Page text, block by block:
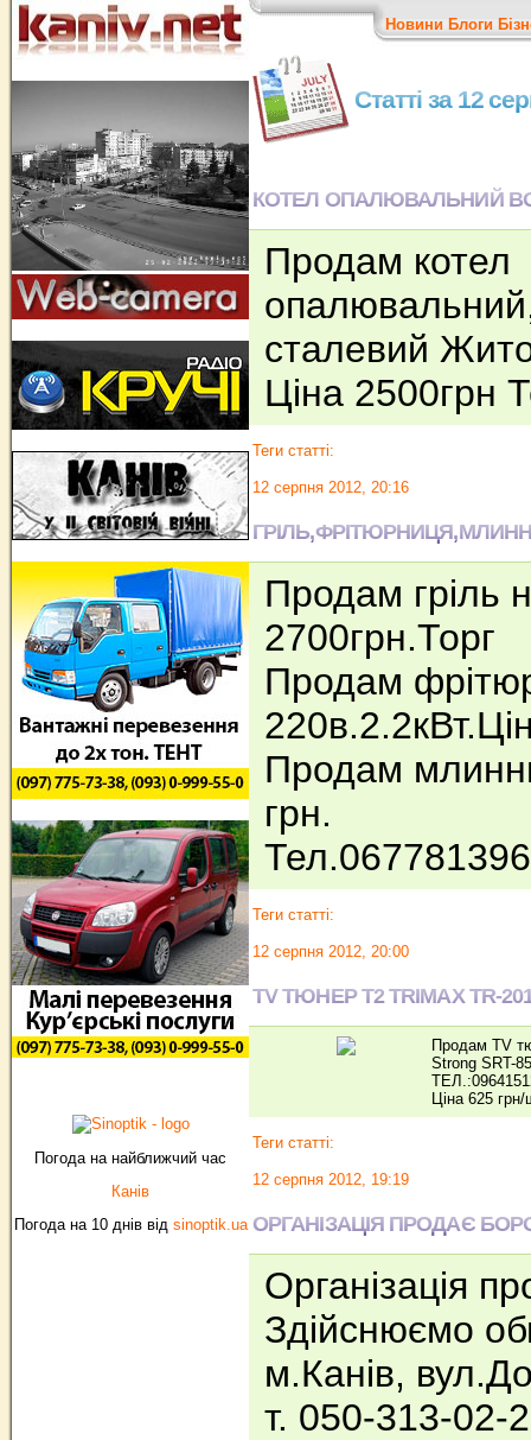
Погода на найближчий час
Канів
Погода на 10 днів від sinoptik.ua
Новини Блоги
Статті за 12
КОТЕЛ ОПАЛЮВАЛЬНИЙ
Продам котел
сталевий
Ціна 2500грн
Теги статті:
12 серпня 2012, 20:16
Продам гріль
2700грн.Торг
Продам
Продам
грн.
Теги статті:
12 серпня 2012, 20:00
TV ТЮНЕР T2 TRIMAX TR-
Продам TV
Strong SRT-
Ціна 625
Теги статті:
12 серпня 2012, 19:19
ОРГАНІЗАЦІЯ ПРОДАЄ
Організація
Здійснюємо
м.Канів,
т. 050-313-02-